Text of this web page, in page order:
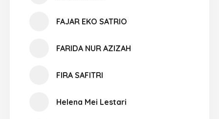
FAJAR EKO SATRIO
FARIDA NUR AZIZAH
FIRA SAFITRI
Helena Mei Lestari